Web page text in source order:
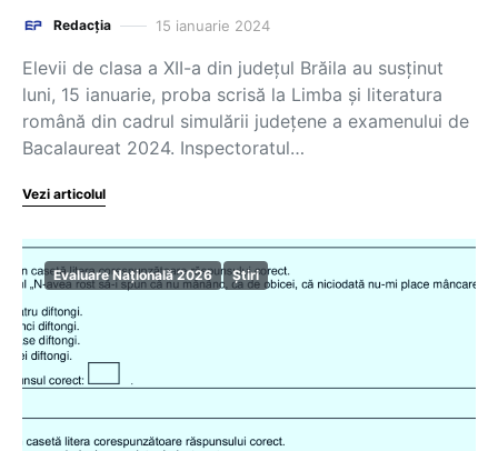
Redacția 15 ianuarie 2024
Elevii de clasa a XII-a din județul Brăila au susținut
luni, 15 ianuarie, proba scrisă la Limba și literatura
română din cadrul simulării județene a examenului de
Bacalaureat 2024. Inspectoratul…
Vezi articolul
Evaluare Națională 2026 Știri